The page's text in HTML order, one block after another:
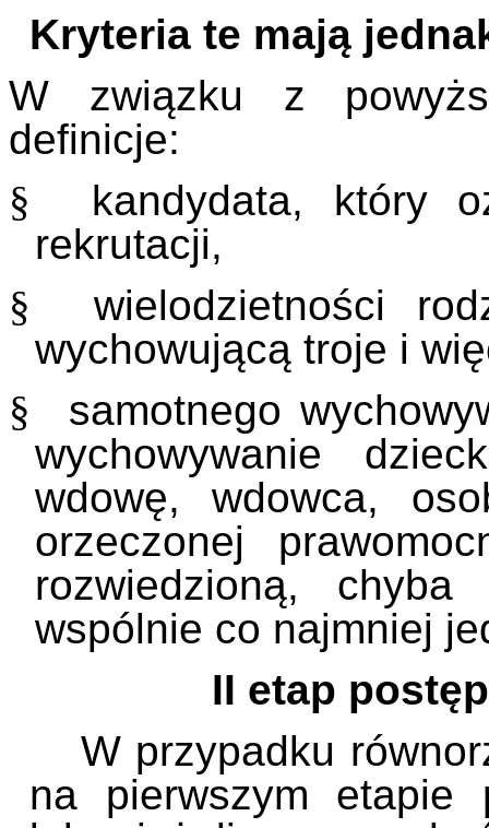
Kryteria te mają
W związku z
definicje:
§ kandydata, który
rekrutacji,
§ wielodzietności
wychowującą troje i
§ samotnego
wychowywanie
wdowę, wdowca,
orzeczonej
rozwiedzioną,
wspólnie co najmniej
II etap
W przypadku
na pierwszym etapie